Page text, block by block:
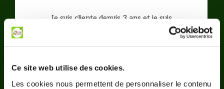
Ce site web utilise des cookies.
Les cookies nous permettent de personnaliser le contenu
Je suis cliente depuis 3 ans et je suis
entièrement satisfaite du service. Les repas